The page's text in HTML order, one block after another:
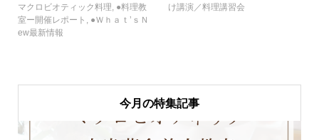
マクロビオティック料理 ●料理教
室ー開催レポート
●Ｗｈａｔ’ｓＮ
ew最新情報
け講演／料理講習会
今月の特集記事